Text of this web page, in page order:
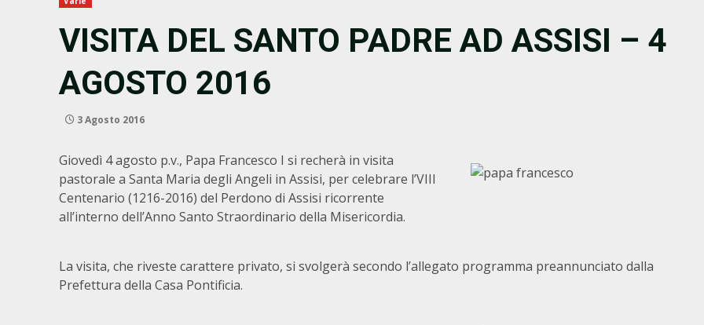
VISITA DEL SANTO PADRE AD ASSISI – 4
AGOSTO 2016
3 Agosto 2016
Giovedì 4 agosto p.v., Papa Francesco I si recherà in visita
pastorale a Santa Maria degli Angeli in Assisi, per celebrare l’VIII
Centenario (1216-2016) del Perdono di Assisi ricorrente
all’interno dell’Anno Santo Straordinario della Misericordia.
La visita, che riveste carattere privato, si svolgerà secondo l’allegato programma preannunciato dalla
Prefettura della Casa Pontificia.